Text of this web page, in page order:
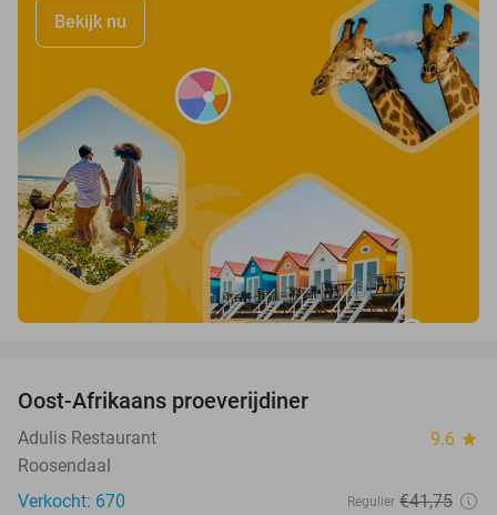
Bekijk nu
Oost-Afrikaans proeverijdiner
Adulis Restaurant 9.6 star
Roosendaal
Verkocht: 670
Regulier €41,75